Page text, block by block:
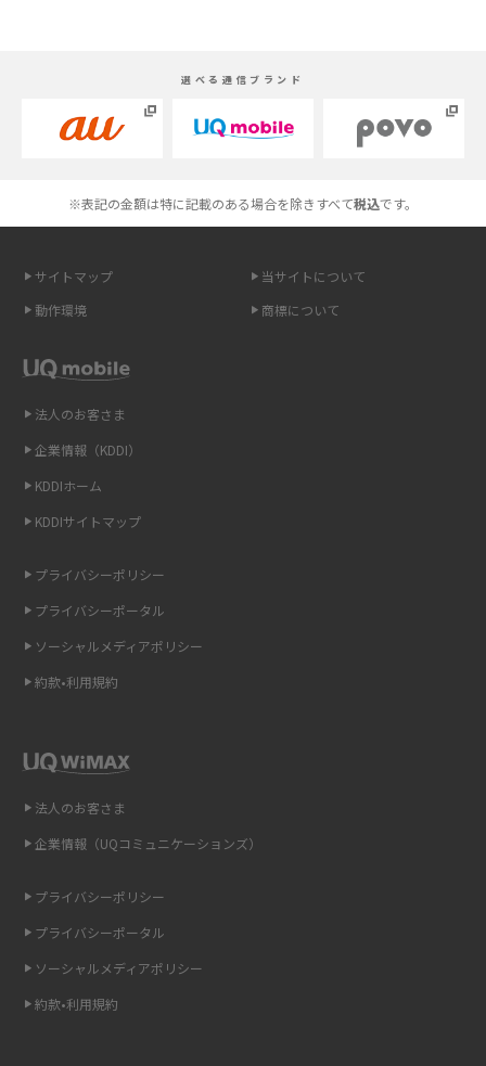
Androidスマホとは？特徴やメリット・デメリット、おススメ機種を紹介
高校生にスマホ制限は必要？所持率やメリット・デメリットを詳しく紹介
トを解説
スマホや携帯端末の通信速度制限とは？回避のコツや解除のタイミング・
LINEの通知がこない時の原因と対処法9選！設定の確認手順も解説
スマホのウィジェットとは？iPhone・Androidの設定方法やおススメを紹
リプライ機能とは？LINE、X（旧Twitter）、Instagram、TikTokで送る方法
インスタのDMの送り方は？便利機能の使い方や注意点をわかりやすく解説
Bluetooth®とは？Wi-Fiとの違いやスマホ・PCとの接続方法を解説
紹介
方法を詳しく解説
選べる通信ブランド
※表記の金額は特に記載のある場合を除きすべて税込です。
サイトマップ
当サイトについて
動作環境
商標について
法人のお客さま
企業情報（KDDI）
KDDIホーム
KDDIサイトマップ
プライバシーポリシー
プライバシーポータル
ソーシャルメディアポリシー
約款•利用規約
法人のお客さま
企業情報（UQコミュニケーションズ）
プライバシーポリシー
プライバシーポータル
ソーシャルメディアポリシー
約款•利用規約